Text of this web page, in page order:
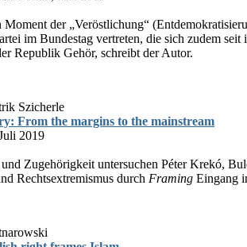
der „Veröstlichung“
im Bundestag vertreten, die sich zudem
Republik Gehör, schreibt der Autor.
Szicherle
From the margins to the mainstream
2019
Zugehörigkeit untersuchen Péter Krekó,
Rechtsextremismus durch Framing Eingang